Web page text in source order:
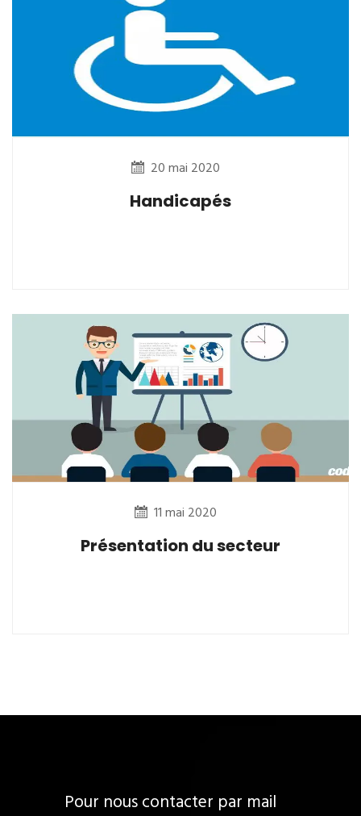
20 mai 2020
Handicapés
11 mai 2020
Présentation du secteur
Pour nous contacter par mail